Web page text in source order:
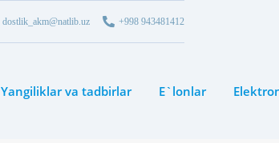
dostlik_akm@natlib.uz +998 943481412
Yangiliklar va tadbirlar E`lonlar